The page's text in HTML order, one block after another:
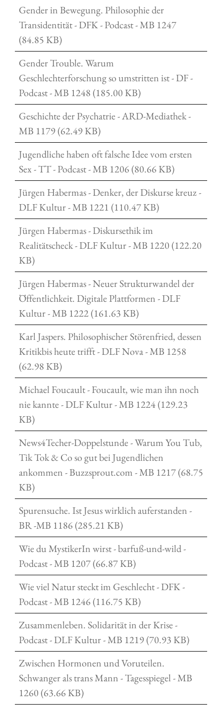
Gender in Bewegung. Philosophie der
Transidentität - DFK - Podcast - MB 1247
(84.85 KB)
Gender Trouble. Warum
Geschlechterforschung so umstritten ist - DF -
Podcast - MB 1248 (185.00 KB)
Geschichte der Psychatrie - ARD-Mediathek -
MB 1179 (62.49 KB)
Jugendliche haben oft falsche Idee vom ersten
Sex - TT - Podcast - MB 1206 (80.66 KB)
Jürgen Habermas - Denker, der Diskurse kreuz -
DLF Kultur - MB 1221 (110.47 KB)
Jürgen Habermas - Diskursethik im
Realitätscheck - DLF Kultur - MB 1220 (122.20
KB)
Jürgen Habermas - Neuer Strukturwandel der
Öffentlichkeit. Digitale Plattformen - DLF
Kultur - MB 1222 (161.63 KB)
Karl Jaspers. Philosophischer Störenfried, dessen
Kritikbis heute trifft - DLF Nova - MB 1258
(62.98 KB)
Michael Foucault - Foucault, wie man ihn noch
nie kannte - DLF Kultur - MB 1224 (129.23
KB)
News4Techer-Doppelstunde - Warum You Tub,
Tik Tok & Co so gut bei Jugendlichen
ankommen - Buzzsprout.com - MB 1217 (68.75
KB)
Spurensuche. Ist Jesus wirklich auferstanden -
BR -MB 1186 (285.21 KB)
Wie du MystikerIn wirst - barfuß-und-wild -
Podcast - MB 1207 (66.87 KB)
Wie viel Natur steckt im Geschlecht - DFK -
Podcast - MB 1246 (116.75 KB)
Zusammenleben. Solidarität in der Krise -
Podcast - DLF Kultur - MB 1219 (70.93 KB)
Zwischen Hormonen und Voruteilen.
Schwanger als trans Mann - Tagesspiegel - MB
1260 (63.66 KB)